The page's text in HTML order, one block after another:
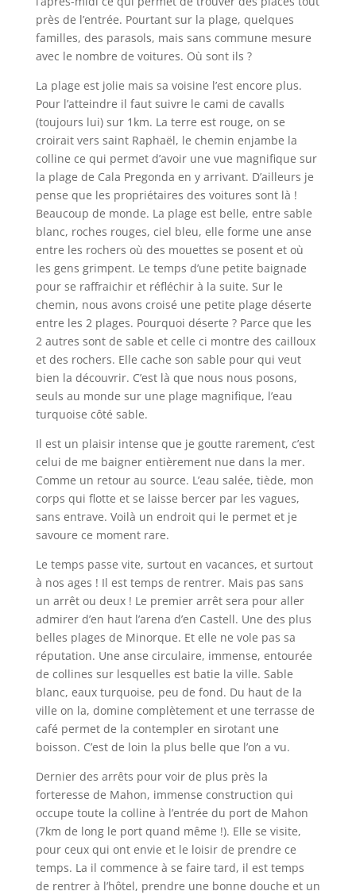
près de l’entrée. Pourtant sur la plage, quelques
familles, des parasols, mais sans commune mesure
avec le nombre de voitures. Où sont ils ?
La plage est jolie mais sa voisine l’est encore plus.
Pour l’atteindre il faut suivre le cami de cavalls
(toujours lui) sur 1km. La terre est rouge, on se
croirait vers saint Raphaël, le chemin enjambe la
colline ce qui permet d’avoir une vue magnifique sur
la plage de Cala Pregonda en y arrivant. D’ailleurs je
pense que les propriétaires des voitures sont là !
Beaucoup de monde. La plage est belle, entre sable
blanc, roches rouges, ciel bleu, elle forme une anse
entre les rochers où des mouettes se posent et où
les gens grimpent. Le temps d’une petite baignade
pour se raffraichir et réfléchir à la suite. Sur le
chemin, nous avons croisé une petite plage déserte
entre les 2 plages. Pourquoi déserte ? Parce que les
2 autres sont de sable et celle ci montre des cailloux
et des rochers. Elle cache son sable pour qui veut
bien la découvrir. C’est là que nous nous posons,
seuls au monde sur une plage magnifique, l’eau
turquoise côté sable.
Il est un plaisir intense que je goutte rarement, c’est
celui de me baigner entièrement nue dans la mer.
Comme un retour au source. L’eau salée, tiède, mon
corps qui flotte et se laisse bercer par les vagues,
sans entrave. Voilà un endroit qui le permet et je
savoure ce moment rare.
Le temps passe vite, surtout en vacances, et surtout
à nos ages ! Il est temps de rentrer. Mais pas sans
un arrêt ou deux ! Le premier arrêt sera pour aller
admirer d’en haut l’arena d’en Castell. Une des plus
belles plages de Minorque. Et elle ne vole pas sa
réputation. Une anse circulaire, immense, entourée
de collines sur lesquelles est batie la ville. Sable
blanc, eaux turquoise, peu de fond. Du haut de la
ville on la, domine complètement et une terrasse de
café permet de la contempler en sirotant une
boisson. C’est de loin la plus belle que l’on a vu.
Dernier des arrêts pour voir de plus près la
forteresse de Mahon, immense construction qui
occupe toute la colline à l’entrée du port de Mahon
(7km de long le port quand même !). Elle se visite,
pour ceux qui ont envie et le loisir de prendre ce
temps. La il commence à se faire tard, il est temps
de rentrer à l’hôtel, prendre une bonne douche et un